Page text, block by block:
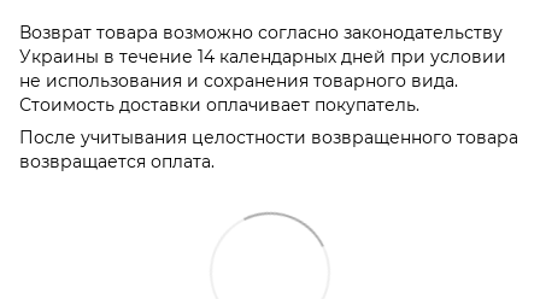
Возврат товара возможно согласно законодательству
Украины в течение 14 календарных дней при условии
не использования и сохранения товарного вида.
Стоимость доставки оплачивает покупатель.
После учитывания целостности возвращенного товара
возвращается оплата.